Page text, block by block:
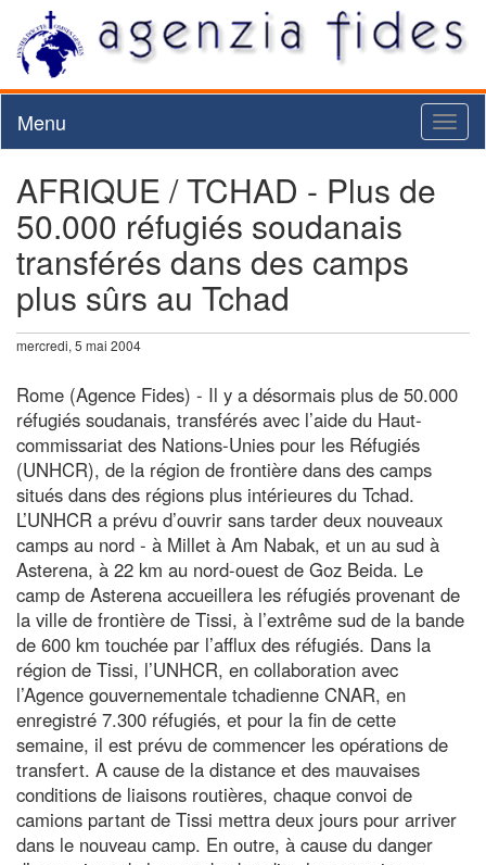
Menu
AFRIQUE / TCHAD - Plus de
50.000 réfugiés soudanais
transférés dans des camps
plus sûrs au Tchad
mercredi, 5 mai 2004
Rome (Agence Fides) - Il y a désormais plus de 50.000
réfugiés soudanais, transférés avec l’aide du Haut-
commissariat des Nations-Unies pour les Réfugiés
(UNHCR), de la région de frontière dans des camps
situés dans des régions plus intérieures du Tchad.
L’UNHCR a prévu d’ouvrir sans tarder deux nouveaux
camps au nord - à Millet à Am Nabak, et un au sud à
Asterena, à 22 km au nord-ouest de Goz Beida. Le
camp de Asterena accueillera les réfugiés provenant de
la ville de frontière de Tissi, à l’extrême sud de la bande
de 600 km touchée par l’afflux des réfugiés. Dans la
région de Tissi, l’UNHCR, en collaboration avec
l’Agence gouvernementale tchadienne CNAR, en
enregistré 7.300 réfugiés, et pour la fin de cette
semaine, il est prévu de commencer les opérations de
transfert. A cause de la distance et des mauvaises
conditions de liaisons routières, chaque convoi de
camions partant de Tissi mettra deux jours pour arriver
dans le nouveau camp. En outre, à cause du danger